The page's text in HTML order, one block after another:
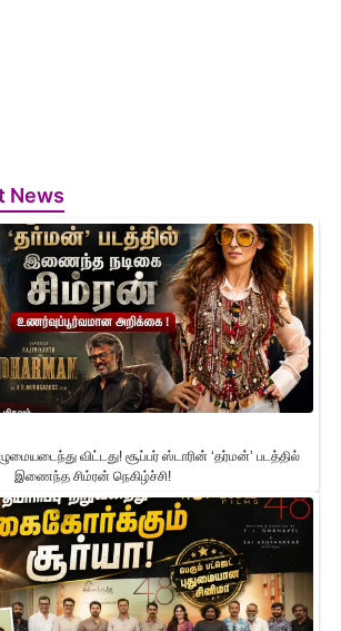
News
விட்டது! சூப்பர் ஸ்டாரின் ‘தர்மன்’ படத்தில்
இணைந்த சிம்ரன் நெகிழ்ச்சி!